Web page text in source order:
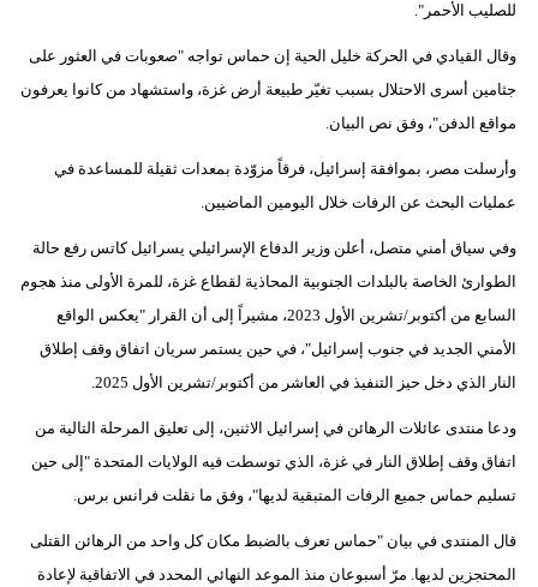
للصليب الأحمر".
وقال القيادي في الحركة خليل الحية إن حماس تواجه "صعوبات في العثور على
جثامين أسرى الاحتلال بسبب تغيّر طبيعة أرض غزة، واستشهاد من كانوا يعرفون
مواقع الدفن"، وفق نص البيان.
وأرسلت مصر، بموافقة إسرائيل، فرقاً مزوّدة بمعدات ثقيلة للمساعدة في
عمليات البحث عن الرفات خلال اليومين الماضيين.
وفي سياق أمني متصل، أعلن وزير الدفاع الإسرائيلي يسرائيل كاتس رفع حالة
الطوارئ الخاصة بالبلدات الجنوبية المحاذية لقطاع غزة، للمرة الأولى منذ هجوم
السابع من أكتوبر/تشرين الأول 2023، مشيراً إلى أن القرار "يعكس الواقع
الأمني الجديد في جنوب إسرائيل"، في حين يستمر سريان اتفاق وقف إطلاق
النار الذي دخل حيز التنفيذ في العاشر من أكتوبر/تشرين الأول 2025.
ودعا منتدى عائلات الرهائن في إسرائيل الاثنين، إلى تعليق المرحلة التالية من
اتفاق وقف إطلاق النار في غزة، الذي توسطت فيه الولايات المتحدة "إلى حين
تسليم حماس جميع الرفات المتبقية لديها"، وفق ما نقلت فرانس برس.
قال المنتدى في بيان "حماس تعرف بالضبط مكان كل واحد من الرهائن القتلى
المحتجزين لديها. مرّ أسبوعان منذ الموعد النهائي المحدد في الاتفاقية لإعادة